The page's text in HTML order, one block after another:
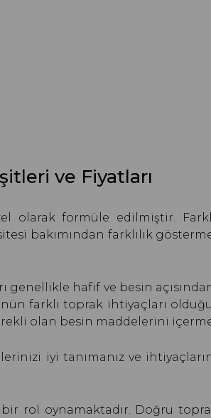
ve Fiyatları
olarak formüle edilmiştir.
bakımından farklılık
hafif ve besin
farklı toprak ihtiyaçları
olan besin maddelerini
iyi tanımanız ve
rol oynamaktadır. Doğru